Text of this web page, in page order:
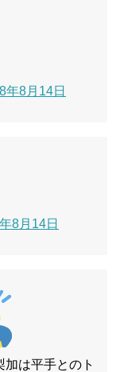
年8月14日
8月14日
加は平手とのト